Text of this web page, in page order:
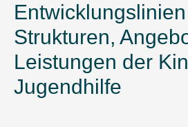
Strukturen,
Leistungen der
Jugendhilfe